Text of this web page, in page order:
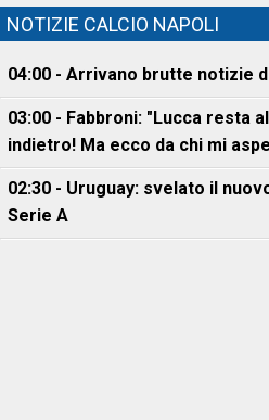
NOTIZIE CALCIO NAPOLI
04:00 - Arrivano brutte notizie
03:00 - Fabbroni: "Lucca resta
indietro! Ma ecco da chi mi
02:30 - Uruguay: svelato il
Serie A